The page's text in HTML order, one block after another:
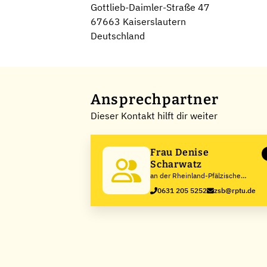
Gottlieb-Daimler-Straße 47
67663 Kaiserslautern
Deutschland
Ansprechpartner
Dieser Kontakt hilft dir weiter
Frau Denise
Scharwatz
an der Rheinland-Pfälzische
Technische Universität
Kaiserslautern-Landau
0631 205 5252 zsb@rptu.de